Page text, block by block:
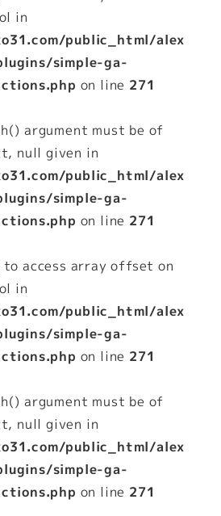
in
public_html/alex
simple-ga-
on line 271
argument must be of
null given in
public_html/alex
simple-ga-
on line 271
to access array offset on
in
public_html/alex
simple-ga-
on line 271
argument must be of
null given in
public_html/alex
simple-ga-
on line 271